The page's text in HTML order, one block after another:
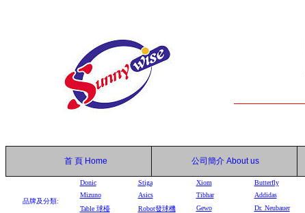
首 頁 Home 公司簡介 About us
品牌及分類:
Donic Stiga Xiom Butterfly
Mizuno
Asics Tibhar Addidas
Table 球檯 Robot發球機 Gewo Dr. Neubauer